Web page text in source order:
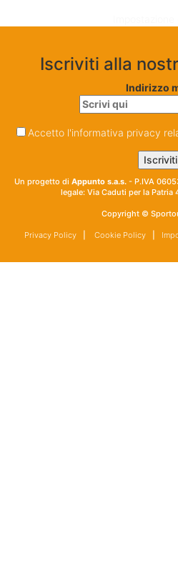
Iscriviti alla
Indirizzo
Accetto l'informativa privacy
Un progetto di Appunto s.a.s. - P.IVA
legale: Via Caduti per la Patria
Copyright ©
Privacy Policy| Cookie Policy|